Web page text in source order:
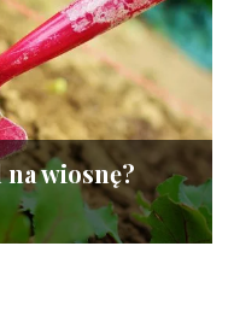
wiosnę?